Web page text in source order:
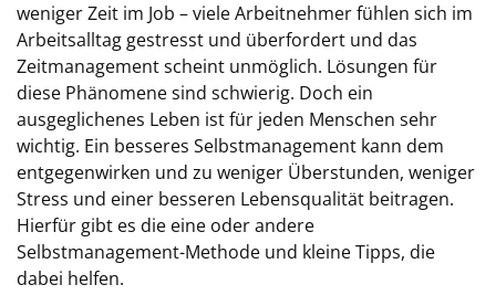
weniger Zeit im Job – viele Arbeitnehmer fühlen sich im
Arbeitsalltag gestresst und überfordert und das
Zeitmanagement scheint unmöglich. Lösungen für
diese Phänomene sind schwierig. Doch ein
ausgeglichenes Leben ist für jeden Menschen sehr
wichtig. Ein besseres Selbstmanagement kann dem
entgegenwirken und zu weniger Überstunden, weniger
Stress und einer besseren Lebensqualität beitragen.
Hierfür gibt es die eine oder andere
Selbstmanagement-Methode und kleine Tipps, die
dabei helfen.